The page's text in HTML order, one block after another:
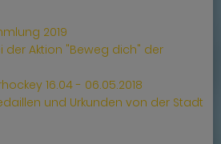
2019
der Aktion "Beweg dich" der
16.04 - 06.05.2018
und Urkunden von der Stadt